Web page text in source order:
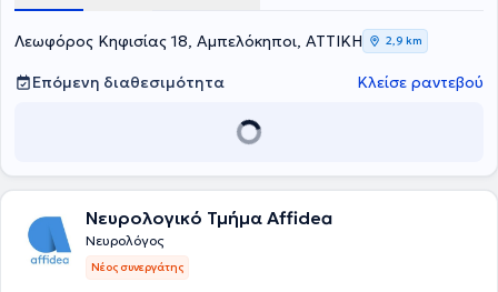
Λεωφόρος Κηφισίας 18, Αμπελόκηποι, ΑΤΤΙΚΗ 2,9 km
Επόμενη διαθεσιμότητα Κλείσε ραντεβού
Νευρολογικό Τμήμα Affidea
Νευρολόγος
Νέος συνεργάτης